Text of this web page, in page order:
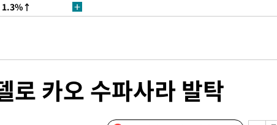
1.3%↑
로 카오 수파사라 발탁